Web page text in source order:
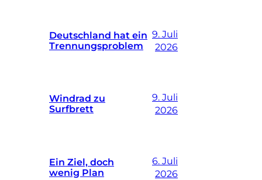
Deutschland hat ein
Trennungsproblem
9. Juli
2026
Windrad zu
Surfbrett
9. Juli
2026
Ein Ziel, doch
wenig Plan
6. Juli
2026